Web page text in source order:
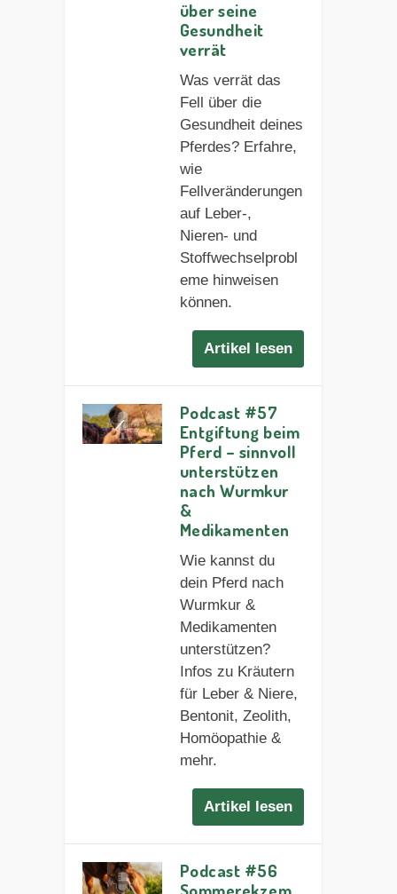
über seine
Gesundheit
verrät
Was verrät das
Fell über die
Gesundheit deines
Pferdes? Erfahre,
wie
Fellveränderungen
auf Leber-,
Nieren- und
Stoffwechselprobl
eme hinweisen
können.
Artikel lesen
Podcast #57
Entgiftung beim
Pferd – sinnvoll
unterstützen
nach Wurmkur
&
Medikamenten
Wie kannst du
dein Pferd nach
Wurmkur &
Medikamenten
unterstützen?
Infos zu Kräutern
für Leber & Niere,
Bentonit, Zeolith,
Homöopathie &
mehr.
Artikel lesen
Podcast #56